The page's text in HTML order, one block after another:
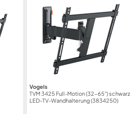
Vogels
TVM 3425 Full-Motion (32-65") schwarz
LED-TV-Wandhalterung (3834250)